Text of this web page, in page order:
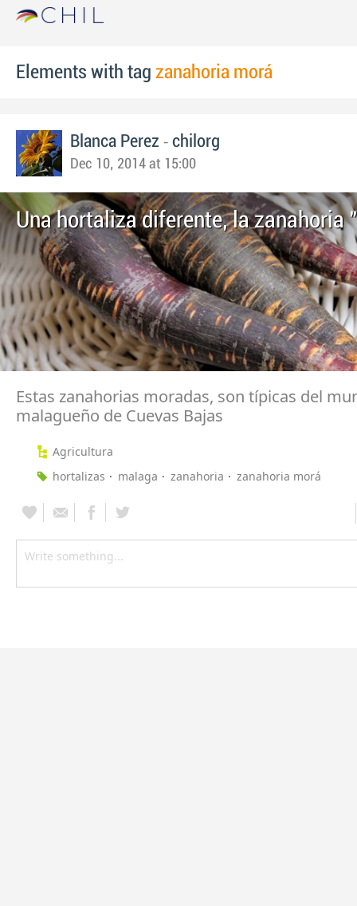
Elements with tag zanahoria morá
Blanca Perez - chilorg
Dec 10, 2014 at 15:00
Una hortaliza diferente, la zanahoria
Estas zanahorias moradas, son típicas del
malagueño de Cuevas Bajas
Agricultura
hortalizas
malaga zanahoria zanahoria morá